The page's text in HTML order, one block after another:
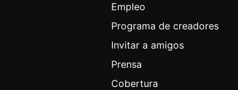
Empleo
Programa de creadores
Invitar a amigos
Prensa
Cobertura